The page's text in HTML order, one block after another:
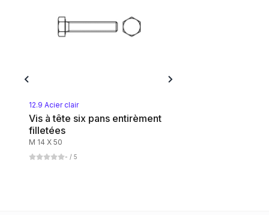
A4 rostfrei
Aluminium
12.9 Acier clair
Vis à tête six pans entirèment
filletées
M 14 X 50
- / 5